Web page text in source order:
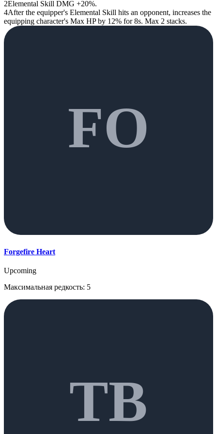
2Elemental Skill DMG +20%.
4After the equipper's Elemental Skill hits an opponent, increases the
equipping character's Max HP by 12% for 8s. Max 2 stacks.
FO
Forgefire Heart
Upcoming
Максимальная редкость: 5
TB